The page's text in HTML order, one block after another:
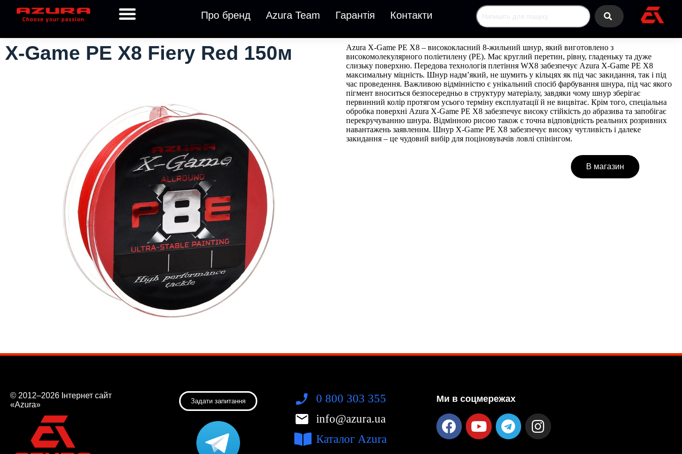
Про бренд Azura Team Гарантія Контакти
X-Game PE X8 Fiery Red 150м​​
Azura X-Game PE X8 – висококласний 8-жильний шнур, який виготовлено з
високомолекулярного поліетилену (РЕ). Має круглий перетин, рівну, гладеньку та дуже
слизьку поверхню. Передова технологія плетіння WX8 забезпечує Azura X-Game PE X8
максимальну міцність. Шнур надм’який, не шумить у кільцях як під час закидання, так і під
час проведення. Важливою відмінністю є унікальний спосіб фарбування шнура, під час якого
пігмент вноситься безпосередньо в структуру матеріалу, завдяки чому шнур зберігає
первинний колір протягом усього терміну експлуатації й не вицвітає. Крім того, спеціальна
обробка поверхні Azura X-Game PE X8 забезпечує високу стійкість до абразива та запобігає
перекручуванню шнура. Відмінною рисою також є точна відповідність реальних розривних
навантажень заявленим. Шнур X-Game PE X8 забезпечує високу чутливість і далеке
закидання – це чудовий вибір для поціновувачів ловлі спінінгом.
В магазин
© 2012–2026 Інтернет сайт
«Azura»
Задати запитання
0 800 303 355
info@azura.ua
Каталог Azura
Ми в соцмережах